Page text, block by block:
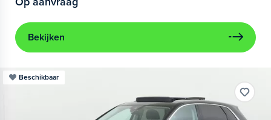
Bekijken
Beschikbaar